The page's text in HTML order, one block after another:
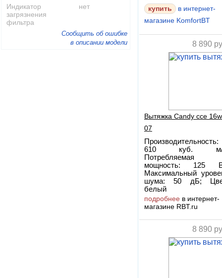
Индикатор
загрязнения
фильтра
нет
Сообщить об ошибке
в описании модели
купить
в интернет-
магазине KomfortBT
8 890
Вытяжка Candy cce
07
Производительность:
610 куб. м/
Потребляемая
мощность: 125
Максимальный
шума: 50 дБ;
белый
подробнеев интернет-
магазине RBT.ru
8 890